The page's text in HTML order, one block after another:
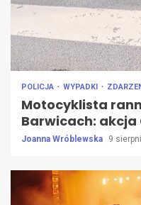
POLICJA WYPADKI
Motocyklista
Barwicach: akcja
Joanna Wróblewska 9